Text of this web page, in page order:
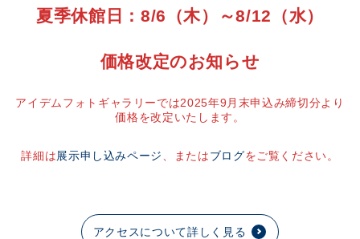
夏季休館日：8/6（木）～8/12（水）
価格改定のお知らせ
アイデムフォトギャラリーでは2025年9月末申込み締切分より
価格を改定いたします。
詳細は展示申し込みページ 、またはブログをご覧ください。
アクセスについて詳しく見る